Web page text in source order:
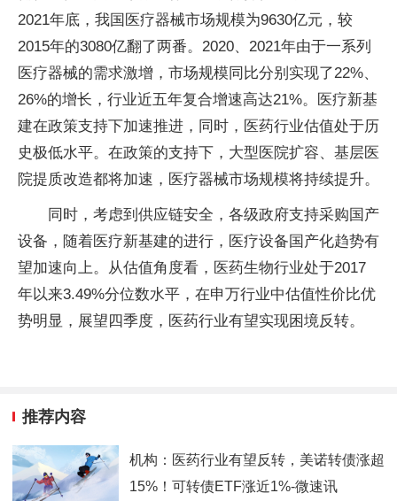
2021年底，我国医疗器械市场规模为9630亿元，较
2015年的3080亿翻了两番。2020、2021年由于一系列
医疗器械的需求激增，市场规模同比分别实现了22%、
26%的增长，行业近五年复合增速高达21%。医疗新基
建在政策支持下加速推进，同时，医药行业估值处于历
史极低水平。在政策的支持下，大型医院扩容、基层医
院提质改造都将加速，医疗器械市场规模将持续提升。
同时，考虑到供应链安全，各级政府支持采购国产
设备，随着医疗新基建的进行，医疗设备国产化趋势有
望加速向上。从估值角度看，医药生物行业处于2017
年以来3.49%分位数水平，在申万行业中估值性价比优
势明显，展望四季度，医药行业有望实现困境反转。
推荐内容
机构：医药行业有望反转，美诺转债涨超
15%！可转债ETF涨近1%-微速讯